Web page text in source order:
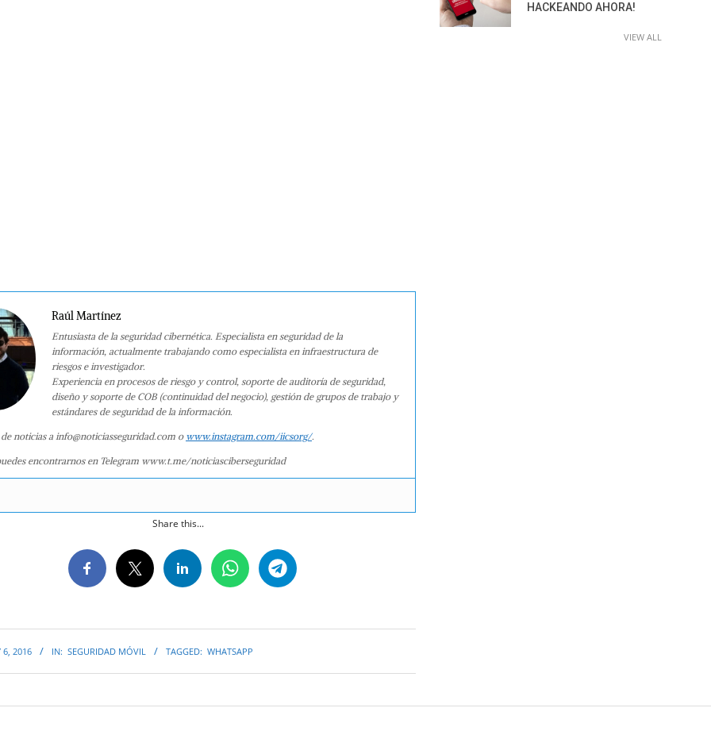
Raúl Martínez
Entusiasta de la seguridad cibernética. Especialista en seguridad de la
información, actualmente trabajando como especialista en infraestructura de
riesgos e investigador.
Experiencia en procesos de riesgo y control, soporte de auditoría de seguridad,
diseño y soporte de COB (continuidad del negocio), gestión de grupos de trabajo y
estándares de seguridad de la información.
noticias a info@noticiasseguridad.com o www.instagram.com/iicsorg/.
encontrarnos en Telegram www.t.me/noticiasciberseguridad
Share this...
6, 2016 IN: SEGURIDAD MÓVIL TAGGED: WHATSAPP
HACKEANDO AHORA!
VIEW ALL